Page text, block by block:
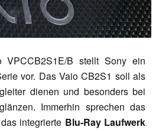
VPCCB2S1E/B stellt Sony ein
vor. Das Vaio CB2S1 soll als
dienen und besonders bei
Immerhin sprechen das
integrierte Blu-Ray Laufwerk